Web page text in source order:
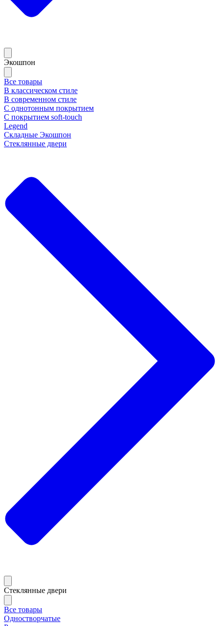
Экошпон
Все товары
В классическом стиле
В современном стиле
С однотонным покрытием
С покрытием soft-touch
Legend
Складные Экошпон
Стеклянные двери
Стеклянные двери
Все товары
Одностворчатые